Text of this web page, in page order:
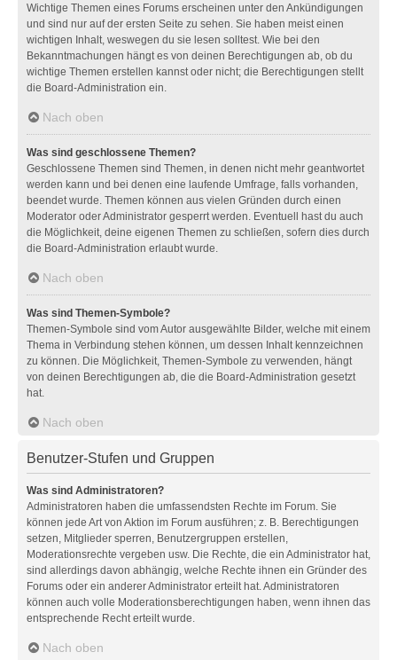
Wichtige Themen eines Forums erscheinen unter den Ankündigungen
und sind nur auf der ersten Seite zu sehen. Sie haben meist einen
wichtigen Inhalt, weswegen du sie lesen solltest. Wie bei den
Bekanntmachungen hängt es von deinen Berechtigungen ab, ob du
wichtige Themen erstellen kannst oder nicht; die Berechtigungen stellt
die Board-Administration ein.
Nach oben
Was sind geschlossene Themen?
Geschlossene Themen sind Themen, in denen nicht mehr geantwortet
werden kann und bei denen eine laufende Umfrage, falls vorhanden,
beendet wurde. Themen können aus vielen Gründen durch einen
Moderator oder Administrator gesperrt werden. Eventuell hast du auch
die Möglichkeit, deine eigenen Themen zu schließen, sofern dies durch
die Board-Administration erlaubt wurde.
Nach oben
Was sind Themen-Symbole?
Themen-Symbole sind vom Autor ausgewählte Bilder, welche mit einem
Thema in Verbindung stehen können, um dessen Inhalt kennzeichnen
zu können. Die Möglichkeit, Themen-Symbole zu verwenden, hängt
von deinen Berechtigungen ab, die die Board-Administration gesetzt
hat.
Nach oben
Benutzer-Stufen und Gruppen
Was sind Administratoren?
Administratoren haben die umfassendsten Rechte im Forum. Sie
können jede Art von Aktion im Forum ausführen; z. B. Berechtigungen
setzen, Mitglieder sperren, Benutzergruppen erstellen,
Moderationsrechte vergeben usw. Die Rechte, die ein Administrator hat,
sind allerdings davon abhängig, welche Rechte ihnen ein Gründer des
Forums oder ein anderer Administrator erteilt hat. Administratoren
können auch volle Moderationsberechtigungen haben, wenn ihnen das
entsprechende Recht erteilt wurde.
Nach oben